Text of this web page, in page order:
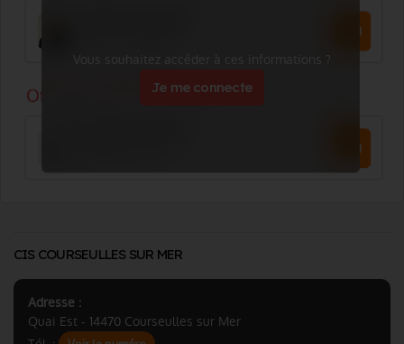
Vous souhaitez accéder à ces informations ?
Je me connecte
CIS COURSEULLES SUR MER
Adresse :
Quai Est - 14470 Courseulles sur Mer